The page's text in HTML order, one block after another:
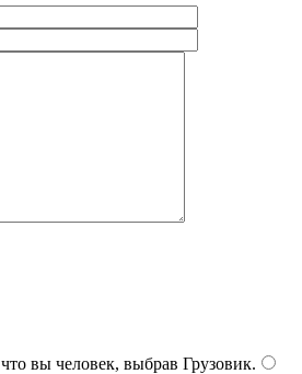
вы человек, выбрав Грузовик.